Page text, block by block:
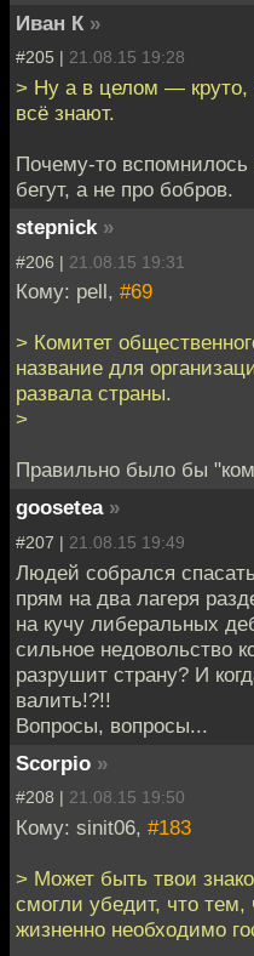
Иван К »
#205 | 21.08.15 19:28
> Ну а в целом — круто,
всё знают.
Почему-то вспомнилось
бегут, а не про бобров.
stepnick »
#206 | 21.08.15 19:31
Кому: pell, #69
> Комитет
название для
развала страны.
>
Правильно было бы
goosetea »
#207 | 21.08.15 19:49
Людей собрался
прям на два лагеря
на кучу либеральных
сильное недовольство
разрушит страну? И
валить!?!!
Вопросы, вопросы...
Scorpio »
#208 | 21.08.15 19:50
Кому: sinit06, #183
> Может быть твои
смогли убедит, что
жизненно необходимо